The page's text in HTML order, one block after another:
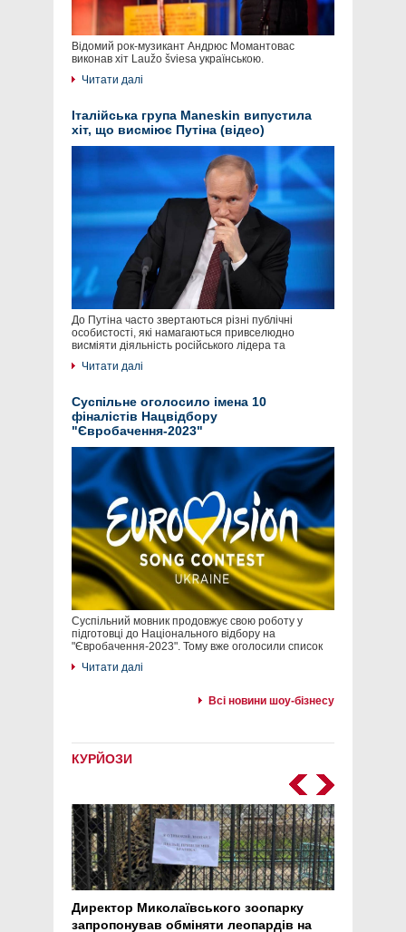
Відомий рок-музикант Андрюс Момантовас
виконав хіт Laužo šviesa українською.
Читати далі
Італійська група Maneskin випустила
хіт, що висміює Путіна (відео)
До Путіна часто звертаються різні публічні
особистості, які намагаються привселюдно
висміяти діяльність російського лідера та
Читати далі
Суспільне оголосило імена 10
фіналістів Нацвідбору
"Євробачення-2023"
Суспільний мовник продовжує свою роботу у
підготовці до Національного відбору на
"Євробачення-2023". Тому вже оголосили список
Читати далі
Всі новини шоу-бізнесу
КУРЙОЗИ
Директор Миколаївського зоопарку
запропонував обміняти леопардів на